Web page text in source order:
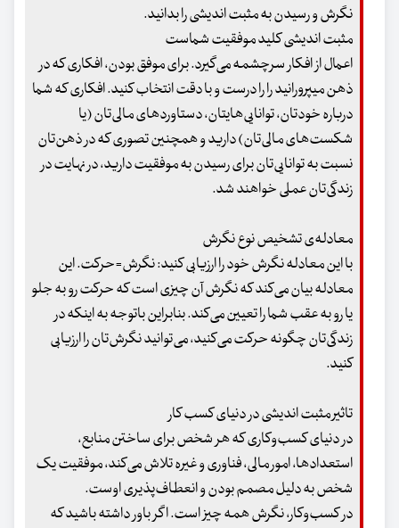
نگرش و رسیدن به مثبت اندیشی را بدانید.
مثبت اندیشی کلید موفقیت شماست
اعمال از افکار سرچشمه می‌گیرد. برای موفق بودن، افکاری که در
ذهن می‎پرورانید را را درست و با دقت انتخاب کنید. افکاری که شما
درباره خودتان، توانایی‌هایتان، دستاوردهای مالی‌تان (یا
شکست‌های مالی‌‌تان) دارید و همچنین تصوری که در ذهن‌‌تان
نسبت به توانایی‌تان برای رسیدن به موفقیت دارید، در نهایت در
زندگی‌تان عملی خواهند شد.
معادله‌ی تشخیص نوع نگرش
با این معادله نگرش خود را ارزیابی کنید: نگرش=حرکت. این
معادله بیان می‌کند که نگرش آن چیزی است که حرکت رو به جلو
یا رو به عقب شما را تعیین می‌کند. بنابراین باتوجه به اینکه در
زندگی‌تان چگونه حرکت می‌کنید، می‌توانید نگرش‌تان را ارزیابی
کنید.
تاثیر مثبت اندیشی در دنیای کسب کار
در دنیای کسب‌و‌کاری که هر شخص برای ساختن منابع،
استعدادها، امور مالی، فناوری و غیره تلاش می‌کند، موفقیت یک
شخص به دلیل مصمم بودن و انعطاف‌پذیری اوست.
در کسب‌و‌کار، نگرش همه چیز است. اگر باور داشته باشید که